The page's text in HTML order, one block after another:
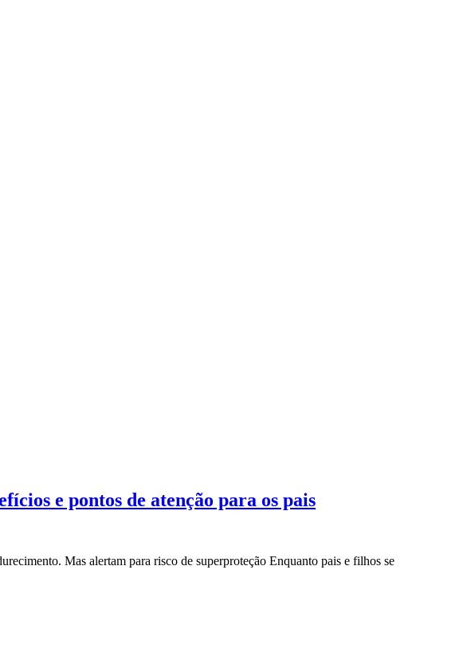
e pontos de atenção para os pais
Mas alertam para risco de superproteção Enquanto pais e filhos se